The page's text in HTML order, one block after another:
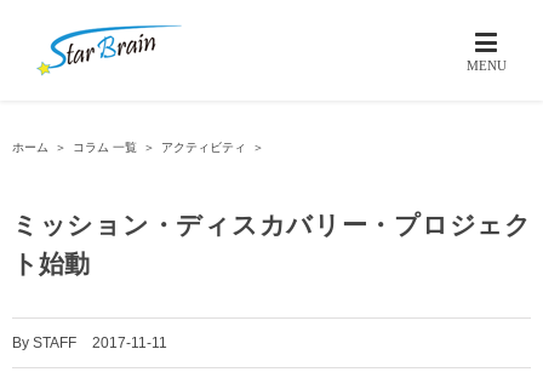
ホーム ＞ コラム 一覧 ＞ アクティビティ ＞
ミッション・ディスカバリー・プロジェク
ト始動
By STAFF 2017-11-11